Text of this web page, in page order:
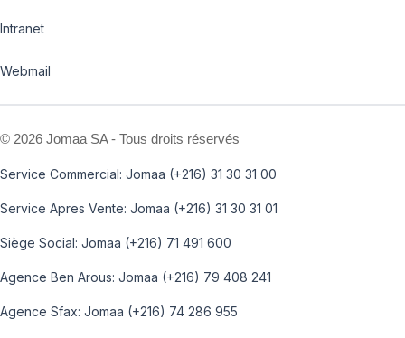
Intranet
Webmail
© 2026 Jomaa SA - Tous droits réservés
Service Commercial: Jomaa (+216) 31 30 31 00
Service Apres Vente: Jomaa (+216) 31 30 31 01
Siège Social: Jomaa (+216) 71 491 600
Agence Ben Arous: Jomaa (+216) 79 408 241
Agence Sfax: Jomaa (+216) 74 286 955